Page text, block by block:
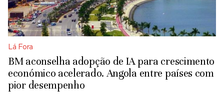
Lá Fora
BM aconselha adopção de IA para crescimento
económico acelerado. Angola entre países com
pior desempenho